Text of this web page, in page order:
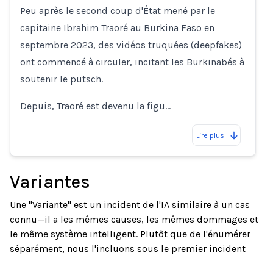
Peu après le second coup d'État mené par le
capitaine Ibrahim Traoré au Burkina Faso en
septembre 2023, des vidéos truquées (deepfakes)
ont commencé à circuler, incitant les Burkinabés à
soutenir le putsch.
Depuis, Traoré est devenu la figu…
Lire plus
Variantes
Une "Variante" est un incident de l'IA similaire à un cas
connu—il a les mêmes causes, les mêmes dommages et
le même système intelligent. Plutôt que de l'énumérer
séparément, nous l'incluons sous le premier incident